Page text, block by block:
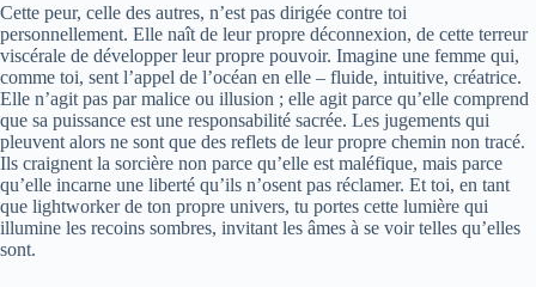
Cette peur, celle des autres, n’est pas dirigée contre toi
personnellement. Elle naît de leur propre déconnexion, de cette terreur
viscérale de développer leur propre pouvoir. Imagine une femme qui,
comme toi, sent l’appel de l’océan en elle – fluide, intuitive, créatrice.
Elle n’agit pas par malice ou illusion ; elle agit parce qu’elle comprend
que sa puissance est une responsabilité sacrée. Les jugements qui
pleuvent alors ne sont que des reflets de leur propre chemin non tracé.
Ils craignent la sorcière non parce qu’elle est maléfique, mais parce
qu’elle incarne une liberté qu’ils n’osent pas réclamer. Et toi, en tant
que lightworker de ton propre univers, tu portes cette lumière qui
illumine les recoins sombres, invitant les âmes à se voir telles qu’elles
sont.